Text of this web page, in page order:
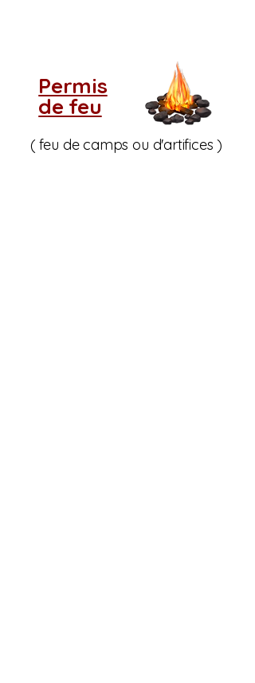
Permis
de feu
( feu de camps ou d'artifices )